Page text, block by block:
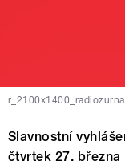
Slavnostní
čtvrtek 27.